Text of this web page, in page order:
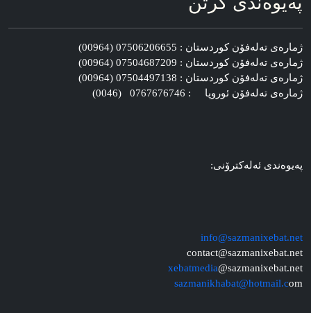
ژماره‌ی ته‌له‌فۆن کوردستان : 07506206655 (00964)
ژماره‌ی ته‌له‌فۆن کوردستان : 07504687209 (00964)
ژماره‌ی ته‌له‌فۆن کوردستان : 07504497138 (00964)
ژماره‌ی ته‌له‌فۆن ئوروپا : 0767676746 (0046)
په‌یوه‌ندی ئه‌له‌کترۆنی:
info@sazmanixebat.net
contact@sazmanixebat.net
xebatmedia@sazmanixebat.net
sazmanikhabat@hotmail.com